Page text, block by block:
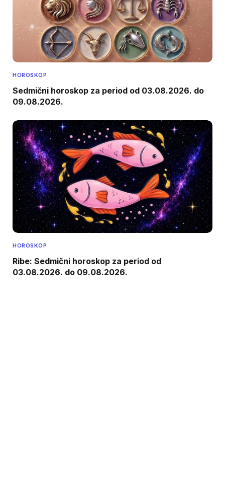
HOROSKOP
Sedmični horoskop za period od 03.08.2026. do
09.08.2026.
HOROSKOP
Ribe: Sedmični horoskop za period od
03.08.2026. do 09.08.2026.